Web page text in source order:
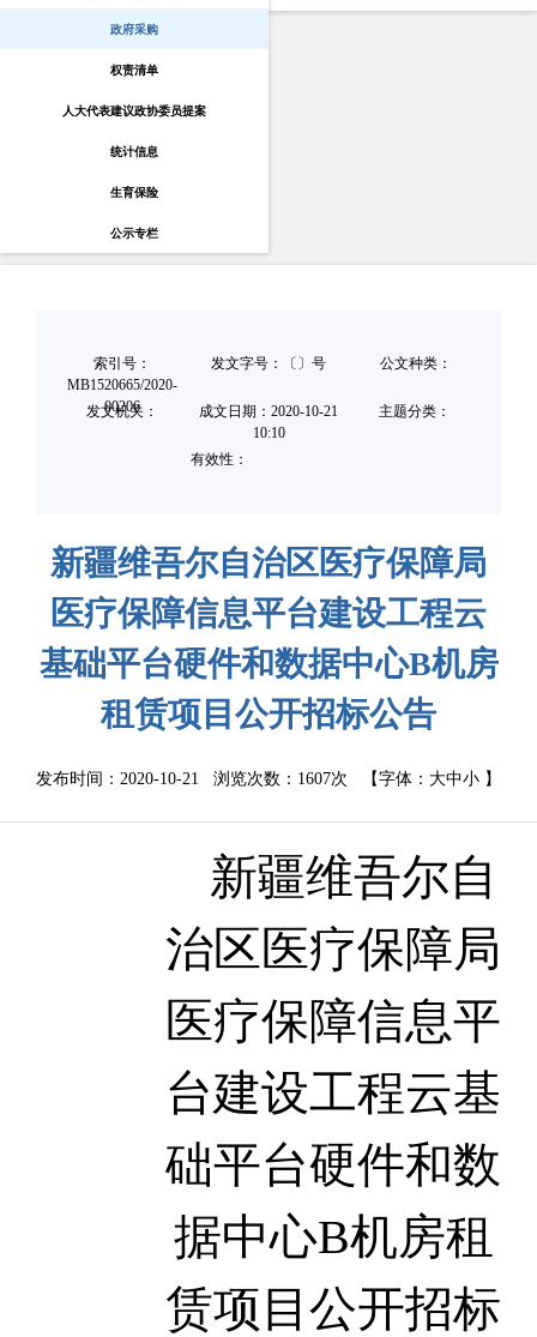
政府采购
权责清单
人大代表建议政协委员提案
统计信息
生育保险
公示专栏
索引号：
MB1520665/2020-
00206
发文字号：〔〕号 公文种类：
发文机关： 成文日期： 2020-10-21
10:10
主题分类：
有效性：
新疆维吾尔自治区医疗保障局
医疗保障信息平台建设工程云
基础平台硬件和数据中心B机房
租赁项目公开招标公告
发布时间：2020-10-21 浏览次数： 1607次 【字体： 大中小 】
新疆维吾尔自
治区医疗保障局
医疗保障信息平
台建设工程云基
础平台硬件和数
据中心B机房租
赁项目公开招标